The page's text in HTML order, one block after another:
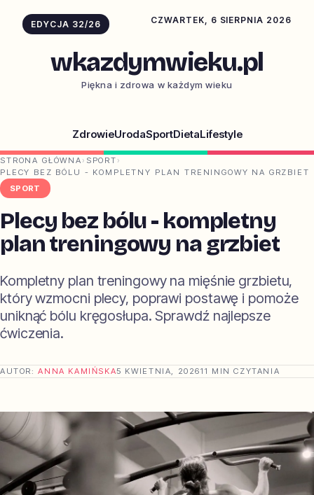
EDYCJA 32/26 CZWARTEK, 6 SIERPNIA 2026
wkazdymwieku.pl
Piękna i zdrowa w każdym wieku
ZdrowieUrodaSportDietaLifestyle
STRONA GŁÓWNA › SPORT ›
PLECY BEZ BÓLU - KOMPLETNY PLAN TRENINGOWY NA GRZBIET
SPORT
Plecy bez bólu - kompletny
plan treningowy na grzbiet
Kompletny plan treningowy na mięśnie grzbietu,
który wzmocni plecy, poprawi postawę i pomoże
uniknąć bólu kręgosłupa. Sprawdź najlepsze
ćwiczenia.
AUTOR:ANNA KAMIŃSKA5 KWIETNIA, 202611 MIN CZYTANIA